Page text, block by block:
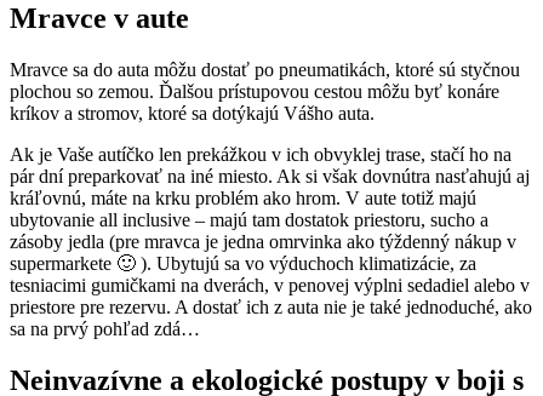
Mravce v aute
Mravce sa do auta môžu dostať po pneumatikách, ktoré sú styčnou
plochou so zemou. Ďalšou prístupovou cestou môžu byť konáre
kríkov a stromov, ktoré sa dotýkajú Vášho auta.
Ak je Vaše autíčko len prekážkou v ich obvyklej trase, stačí ho na
pár dní preparkovať na iné miesto. Ak si však dovnútra nasťahujú aj
kráľovnú, máte na krku problém ako hrom. V aute totiž majú
ubytovanie all inclusive – majú tam dostatok priestoru, sucho a
zásoby jedla (pre mravca je jedna omrvinka ako týždenný nákup v
supermarkete 🙂 ). Ubytujú sa vo výduchoch klimatizácie, za
tesniacimi gumičkami na dverách, v penovej výplni sedadiel alebo v
priestore pre rezervu. A dostať ich z auta nie je také jednoduché, ako
sa na prvý pohľad zdá…
Neinvazívne a ekologické postupy v boji s